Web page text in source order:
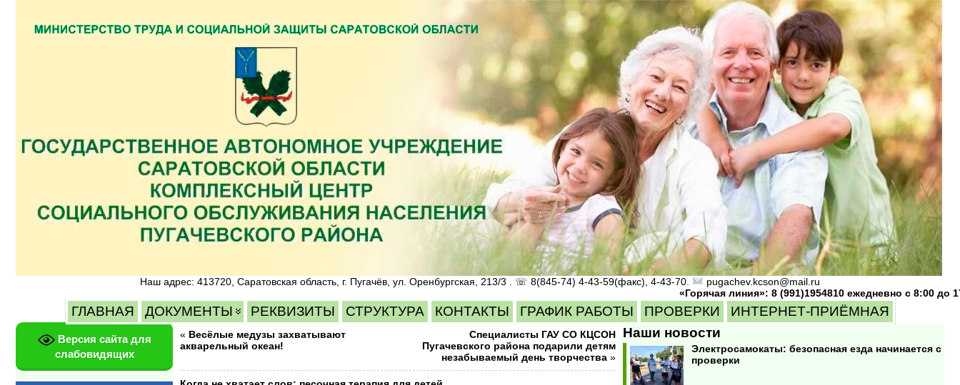
Наш адрес: 413720, Саратовская область, г. Пугачёв, ул. Оренбургская, 213/3 . ☏ 8(845-74) 4-43-59(факс), 4-43-70.
pugachev.kcson@mail.ru
«Горячая линия»: 8 (991)1954810 ежедневно с 8:00 до 17:00;
ГЛАВНАЯ ДОКУМЕНТЫ РЕКВИЗИТЫ СТРУКТУРА КОНТАКТЫ ГРАФИК РАБОТЫ ПРОВЕРКИ ИНТЕРНЕТ-ПРИЁМНАЯ
Версия сайта для
слабовидящих
« Весёлые медузы захватывают
акварельный океан!
Специалисты ГАУ СО КЦСОН
Пугачевского района подарили детям
незабываемый день творчества »
Наши новости
Электросамокаты: безопасная езда начинается с
проверки